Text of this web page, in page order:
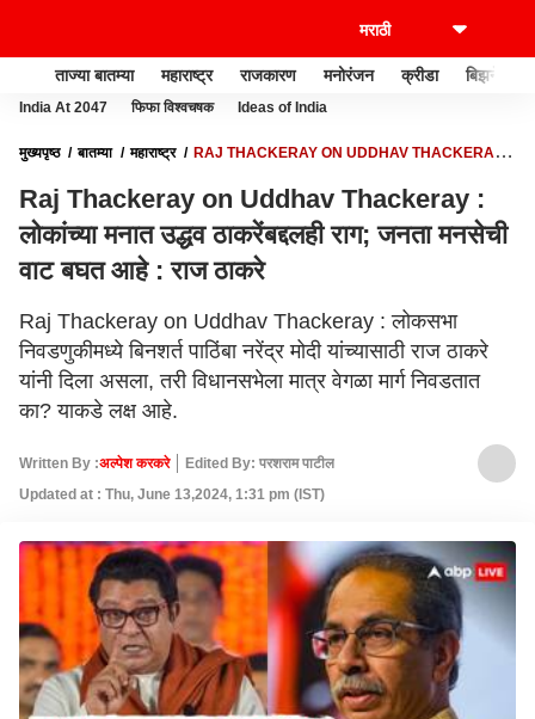
ताज्या बातम्या महाराष्ट्र राजकारण मनोरंजन क्रीडा बिझनेस
India At 2047 फिफा विश्वचषक Ideas of India
मुख्यपृष्ठ बातम्या महाराष्ट्र
RAJ THACKERAY ON UDDHAV THACKERAY :
Raj Thackeray on Uddhav Thackeray :
लोकांच्या मनात उद्धव ठाकरेंबद्दलही राग; जनता मनसेची
वाट बघत आहे : राज ठाकरे
Raj Thackeray on Uddhav Thackeray : लोकसभा
निवडणुकीमध्ये बिनशर्त पाठिंबा नरेंद्र मोदी यांच्यासाठी राज ठाकरे
यांनी दिला असला, तरी विधानसभेला मात्र वेगळा मार्ग निवडतात
का? याकडे लक्ष आहे.
Written By :अल्पेश करकरे
Edited By: परशराम पाटील
Updated at : Thu, June 13,2024, 1:31 pm (IST)